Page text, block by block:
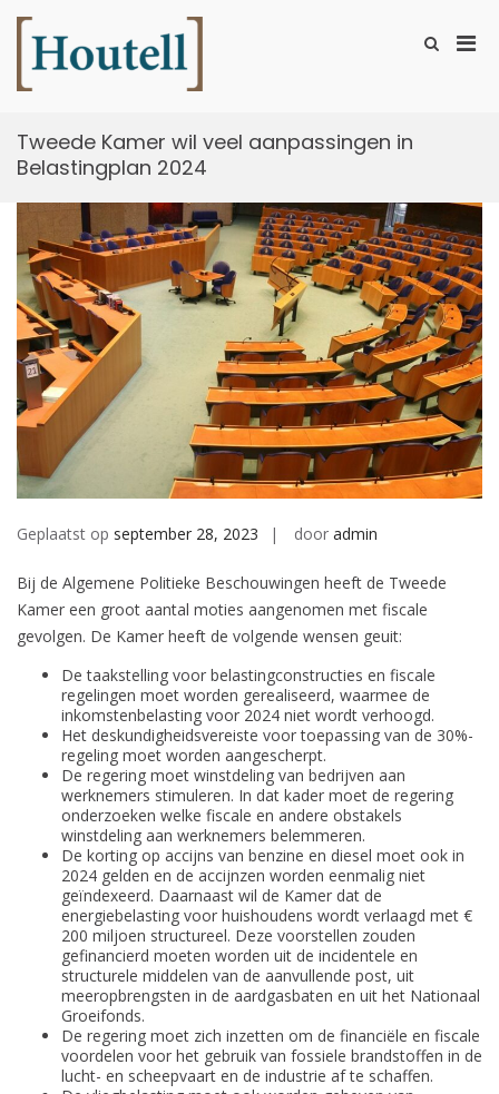
naar
inhoud
Toon
Tweede Kamer wil veel aanpassingen in
Belastingplan 2024
Geplaatst op september 28, 2023 door admin
Bij de Algemene Politieke Beschouwingen heeft de Tweede
Kamer een groot aantal moties aangenomen met fiscale
gevolgen. De Kamer heeft de volgende wensen geuit:
De taakstelling voor belastingconstructies en fiscale
regelingen moet worden gerealiseerd, waarmee de
inkomstenbelasting voor 2024 niet wordt verhoogd.
Het deskundigheidsvereiste voor toepassing van de 30%-
regeling moet worden aangescherpt.
De regering moet winstdeling van bedrijven aan
werknemers stimuleren. In dat kader moet de regering
onderzoeken welke fiscale en andere obstakels
winstdeling aan werknemers belemmeren.
De korting op accijns van benzine en diesel moet ook in
2024 gelden en de accijnzen worden eenmalig niet
geïndexeerd. Daarnaast wil de Kamer dat de
energiebelasting voor huishoudens wordt verlaagd met €
200 miljoen structureel. Deze voorstellen zouden
gefinancierd moeten worden uit de incidentele en
structurele middelen van de aanvullende post, uit
meeropbrengsten in de aardgasbaten en uit het Nationaal
Groeifonds.
De regering moet zich inzetten om de financiële en fiscale
voordelen voor het gebruik van fossiele brandstoffen in de
lucht- en scheepvaart en de industrie af te schaffen.